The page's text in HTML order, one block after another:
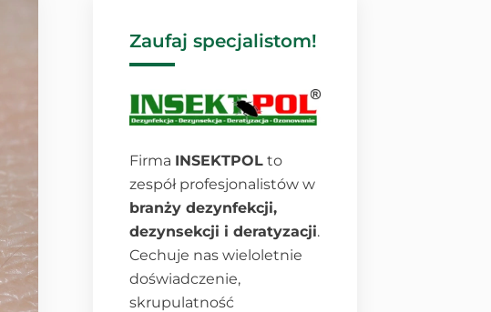
Zaufaj specjalistom!
Firma INSEKTPOL to
zespół profesjonalistów w
branży dezynfekcji,
dezynsekcji i deratyzacji.
Cechuje nas wieloletnie
doświadczenie,
skrupulatność